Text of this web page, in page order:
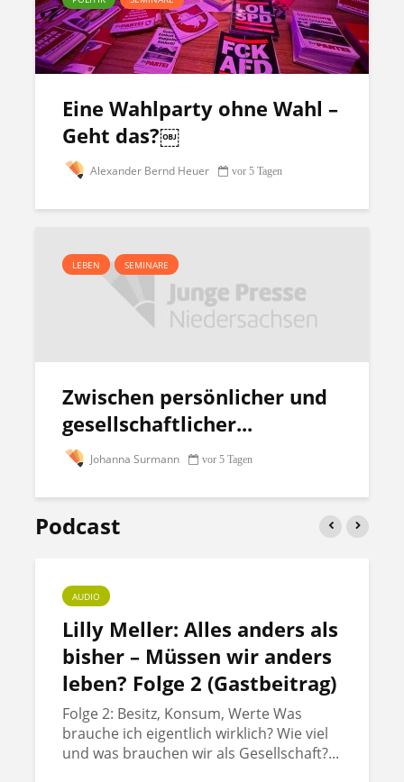
Eine Wahlparty ohne Wahl –
Geht das?￼
Alexander Bernd Heuer vor 5 Tagen
LEBEN SEMINARE
Zwischen persönlicher und
gesellschaftlicher...
Johanna Surmann vor 5 Tagen
Podcast
AUDIO
Lilly Meller: Alles anders als
bisher – Müssen wir anders
leben? Folge 2 (Gastbeitrag)
Folge 2: Besitz, Konsum, Werte Was
brauche ich eigentlich wirklich? Wie viel
und was brauchen wir als Gesellschaft?...